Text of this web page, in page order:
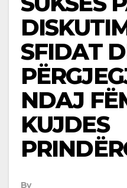
SFIDAT
NDAJ
KUJDES
By